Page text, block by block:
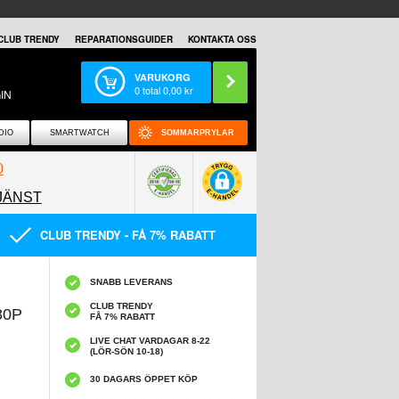
TRENDY REPARATIONSGUIDER KONTAKTA OSS
VARUKORG
0total0,00kr
SMARTWATCH SOMMARPRYLAR
CLUB TRENDY - FÅ 7% RABATT
SNABB LEVERANS
CLUB TRENDY
FÅ 7% RABATT
LIVE CHAT VARDAGAR 8-22
(LÖR-SÖN 10-18)
30 DAGARS ÖPPET KÖP